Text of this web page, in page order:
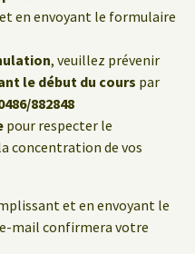
en envoyant le formulaire
, veuillez prévenir
le début du cours par
882848
pour respecter le
concentration de vos
et en envoyant le
mail confirmera votre